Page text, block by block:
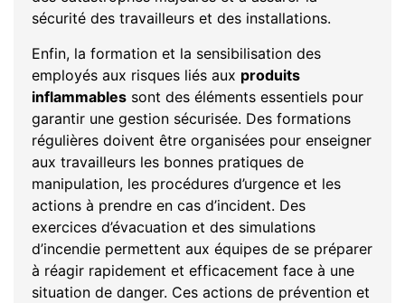
sécurité des travailleurs et des installations.
Enfin, la formation et la sensibilisation des
employés aux risques liés aux produits
inflammables sont des éléments essentiels pour
garantir une gestion sécurisée. Des formations
régulières doivent être organisées pour enseigner
aux travailleurs les bonnes pratiques de
manipulation, les procédures d’urgence et les
actions à prendre en cas d’incident. Des
exercices d’évacuation et des simulations
d’incendie permettent aux équipes de se préparer
à réagir rapidement et efficacement face à une
situation de danger. Ces actions de prévention et